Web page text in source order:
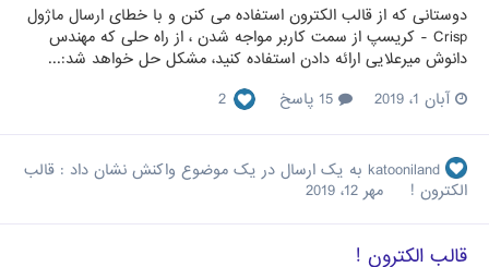
دوستانی که از قالب الکترون استفاده می کنن و با خطای ارسال ماژول
Crisp - کریسپ از سمت کاربر مواجه شدن ، از راه حلی که مهندس
دانوش میرعلایی ارائه دادن استفاده کنید، مشکل حل خواهد شد:...
آبان 1، 2019
2
katooniland به یک ارسال در یک موضوع واکنش نشان داد : قالب
الکترون !
مهر 12، 2019
قالب الکترون !